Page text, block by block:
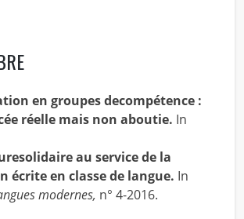
en groupes decompétence :
réelle mais non aboutie. In
au service de la
écrite en classe de langue. In
modernes, n° 4-2016.